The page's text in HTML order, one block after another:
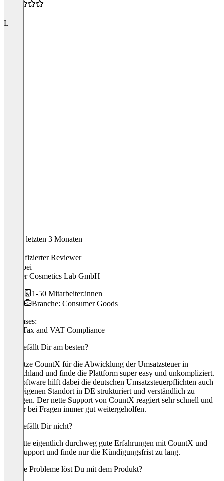
L
In den letzten 3 Monaten
Verifizierter Reviewer
bei
Cooper Cosmetics Lab GmbH
1-50 Mitarbeiter:innen
Branche: Consumer Goods
Use cases:
Sales Tax and VAT Compliance
Was gefällt Dir am besten?
Ich nutze CountX für die Abwicklung der Umsatzsteuer in
Deutschland und finde die Plattform super easy und unkompliziert.
Die Software hilft dabei die deutschen Umsatzsteuerpflichten auch
ohne eigenen Standort in DE strukturiert und verständlich zu
erledigen. Der nette Support von CountX reagiert sehr schnell und
hat mir bei Fragen immer gut weitergeholfen.
Was gefällt Dir nicht?
Ich hatte eigentlich durchweg gute Erfahrungen mit CountX und
dem Support und finde nur die Kündigungsfrist zu lang.
Welche Probleme löst Du mit dem Produkt?